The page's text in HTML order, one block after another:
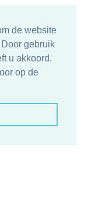
de website
gebruik
u akkoord.
op de